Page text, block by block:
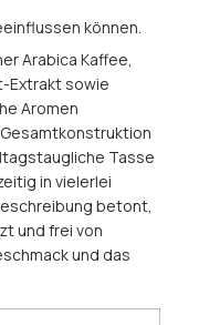
können.
Arabica Kaffee,
Extrakt sowie
Aromen
Tasse
in vielerlei
betont,
und frei von
und das